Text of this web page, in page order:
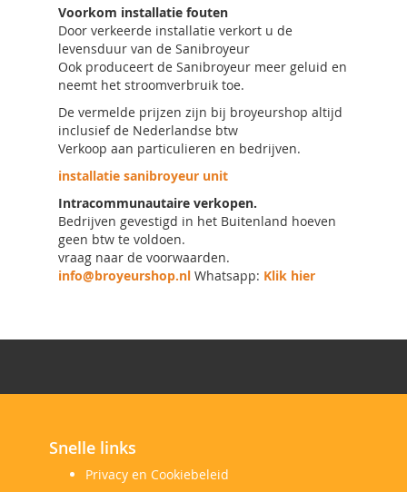
Voorkom installatie fouten
Door verkeerde installatie verkort u de
levensduur van de Sanibroyeur
Ook produceert de Sanibroyeur meer geluid en
neemt het stroomverbruik toe.
De vermelde prijzen zijn bij broyeurshop altijd
inclusief de Nederlandse btw
Verkoop aan particulieren en bedrijven.
installatie sanibroyeur unit
Intracommunautaire verkopen.
Bedrijven gevestigd in het Buitenland hoeven
geen btw te voldoen.
vraag naar de voorwaarden.
info@broyeurshop.nl Whatsapp: Klik hier
Snelle links
Privacy en Cookiebeleid